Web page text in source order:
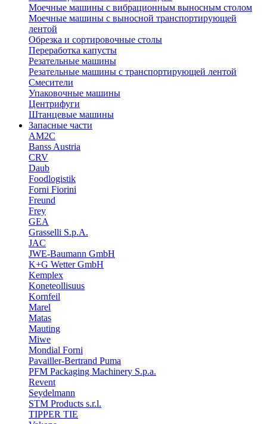
Моечные машины с вибрационным выносным столом
Моечные машины с выносной транспортирующей
лентой
Обрезка и сортировочные столы
Переработка капусты
Резательные машины
Резательные машины с транспортирующей лентой
Смесители
Упаковочные машины
Центрифуги
Штанцевые машины
Запасные части
AM2C
Banss Austria
CRV
Daub
Foodlogistik
Forni Fiorini
Freund
Frey
GEA
Grasselli S.p.A.
JAC
JWE-Baumann GmbH
K+G Wetter GmbH
Kemplex
Koneteollisuus
Kornfeil
Marel
Matas
Mauting
Miwe
Mondial Forni
Pavailler-Bertrand Puma
PFM Packaging Machinery S.p.a.
Revent
Seydelmann
STM Products s.r.l.
TIPPER TIE